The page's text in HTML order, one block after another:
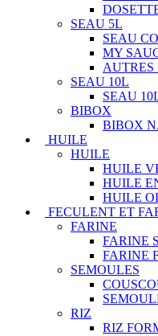
SEAU 5L
SEAU
MY
AUTRES
SEAU 10L
SEAU
BIBOX
BIBOX
HUILE
HUILE
HUILE
HUILE
HUILE
FECULENT ET
FARINE
FARINE
FARINE
SEMOULES
RIZ
RIZ